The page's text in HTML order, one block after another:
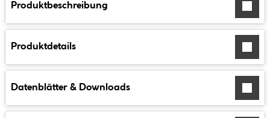
Produktbeschreibung
Produktdetails
Datenblätter & Downloads